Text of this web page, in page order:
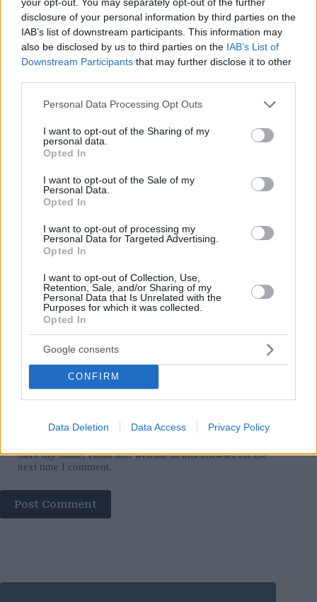
disclosure of your personal information by third parties on the
IAB’s list of downstream participants. This information may
also be disclosed by us to third parties on the IAB’s List of
Downstream Participants that may further disclose it to other
Please note that this website/app uses one or more Google
not limited to your visit or usage behaviour. You may click to
grant or deny consent to Google and its third-party tags to
use your data for below specified purposes in below Google
consent section.
Personal Data Processing Opt Outs
I want to opt-out of the Sharing of my
personal data.
Opted In
I want to opt-out of the Sale of my
Personal Data.
Opted In
I want to opt-out of processing my
Personal Data for Targeted Advertising.
Opted In
I want to opt-out of Collection, Use,
Retention, Sale, and/or Sharing of my
Personal Data that Is Unrelated with the
Purposes for which it was collected.
Opted In
Google consents
CONFIRM
Data Deletion Data Access Privacy Policy
Leggi anche
Etichetta ungherese: come comportarsi
Leave a Reply
Your email address will not be published.
*
Website
Add Comment*
Save my name, email and website in this browser for the
next time I comment.
Post Comment